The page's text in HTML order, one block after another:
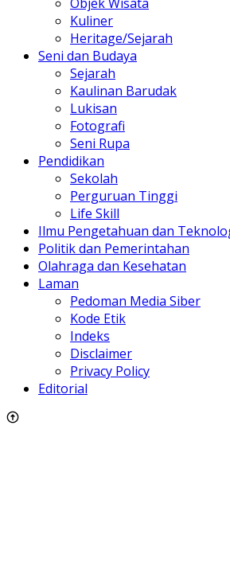
Kuliner
Heritage/Sejarah
Seni dan Budaya
Sejarah
Kaulinan Barudak
Lukisan
Fotografi
Seni Rupa
Pendidikan
Sekolah
Perguruan Tinggi
Life Skill
Ilmu Pengetahuan dan
Politik dan Pemerintahan
Olahraga dan Kesehatan
Laman
Pedoman Media Siber
Kode Etik
Indeks
Disclaimer
Privacy Policy
Editorial